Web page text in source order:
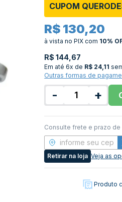
CUPOM
R$ 130,20
à vista no PIXcom 10%
R$ 144,67
Em até 6x de R$ 24,11
Outras formas de
- +
Consulte frete e prazo de
Retirar na loja Veja as
Produto